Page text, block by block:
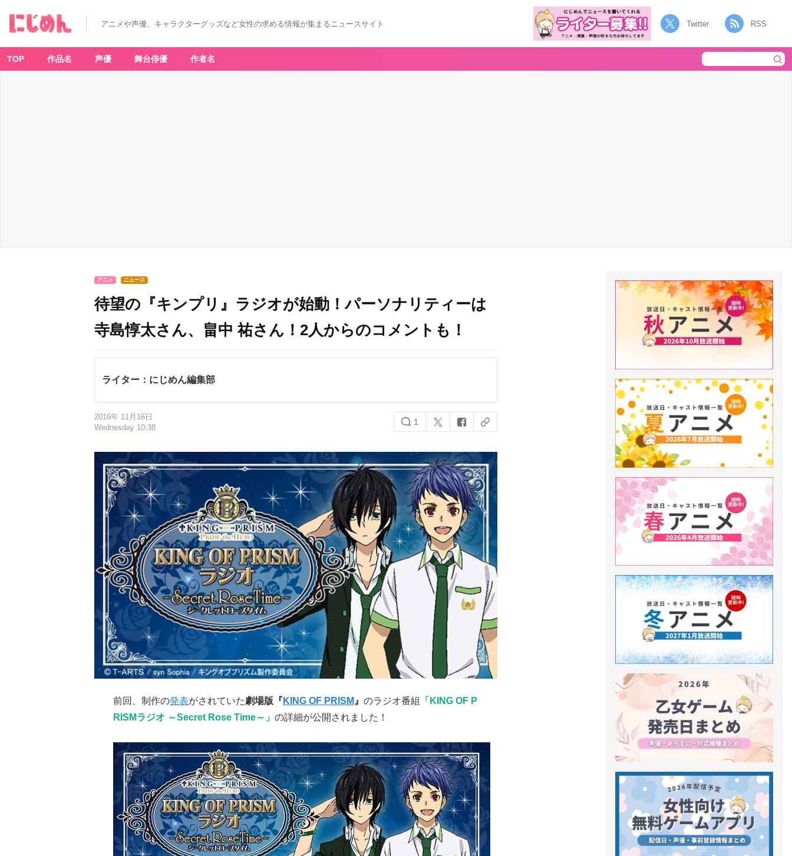
アニメや声優、キャラクターグッズなど女性の求める情報が集まるニュースサイト Twitter RSS
TOP 作品名 声優 舞台俳優 作者名
アニメ ニュース
待望の『キンプリ』ラジオが始動！パーソナリティーは
寺島惇太さん、畠中 祐さん！2人からのコメントも！
ライター：にじめん編集部
2016年 11月16日
Wednesday 10:38
1
前回、制作の発表がされていた劇場版『 KING OF PRISM 』 のラジオ番組
「KING OF P
RISMラジオ ～Secret Rose Time～」 の詳細が公開されました！